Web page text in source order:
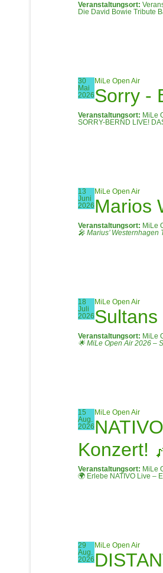
Veranstaltungsort:
Die David Bowie Tribute
30
Mai
2026
MiLe Open Air
Sorry -
Veranstaltungsort: MiLe
SORRY-BERND LIVE!
13
Juni
2026
MiLe Open Air
Marios
Veranstaltungsort: MiLe
🎤 Marius’
18
Juli
2026
MiLe Open Air
Veranstaltungsort: MiLe
🌟 MiLe Open Air 2026 –
15
Aug.
2026
MiLe Open Air
Konzert!
Veranstaltungsort: MiLe
🌍 Erlebe NATIVO Live –
29
Aug.
2026
MiLe Open Air